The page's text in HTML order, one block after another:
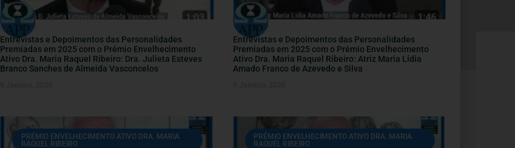
Entrevistas e Depoimentos das Personalidades
Premiadas em 2025 com o Prémio Envelhecimento
Ativo Dra. Maria Raquel Ribeiro: Dra. Julieta Esteves
Branco Sanches de Almeida Vasconcelos
Entrevistas e Depoimentos das Personalidades
Premiadas em 2025 com o Prémio Envelhecimento
Ativo Dra. Maria Raquel Ribeiro: Atriz Maria Lídia
Amado Franco de Azevedo e Silva
PRÉMIO ENVELHECIMENTO ATIVO DRA. MARIA
RAQUEL RIBEIRO
PRÉMIO ENVELHECIMENTO ATIVO DRA. MARIA
RAQUEL RIBEIRO